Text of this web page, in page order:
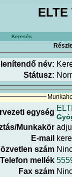
Keresés
név:
Státusz:
egység
Munkakör
E-mail
szám
Telefon mellék
Fax szám